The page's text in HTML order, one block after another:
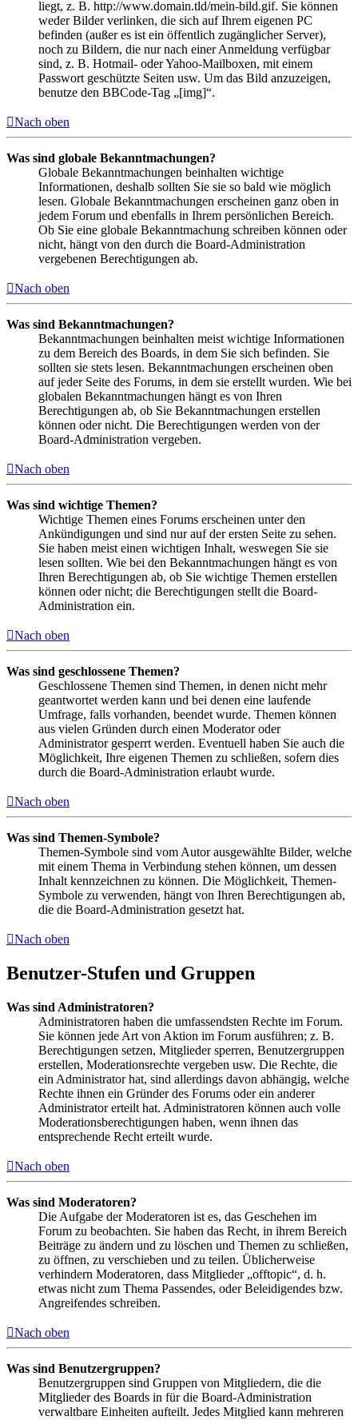
liegt, z. B. http://www.domain.tld/mein-bild.gif. Sie können
weder Bilder verlinken, die sich auf Ihrem eigenen PC
befinden (außer es ist ein öffentlich zugänglicher Server),
noch zu Bildern, die nur nach einer Anmeldung verfügbar
sind, z. B. Hotmail- oder Yahoo-Mailboxen, mit einem
Passwort geschützte Seiten usw. Um das Bild anzuzeigen,
benutze den BBCode-Tag „[img]“.
Nach oben
Was sind globale Bekanntmachungen?
Globale Bekanntmachungen beinhalten wichtige
Informationen, deshalb sollten Sie sie so bald wie möglich
lesen. Globale Bekanntmachungen erscheinen ganz oben in
jedem Forum und ebenfalls in Ihrem persönlichen Bereich.
Ob Sie eine globale Bekanntmachung schreiben können oder
nicht, hängt von den durch die Board-Administration
vergebenen Berechtigungen ab.
Nach oben
Was sind Bekanntmachungen?
Bekanntmachungen beinhalten meist wichtige Informationen
zu dem Bereich des Boards, in dem Sie sich befinden. Sie
sollten sie stets lesen. Bekanntmachungen erscheinen oben
auf jeder Seite des Forums, in dem sie erstellt wurden. Wie bei
globalen Bekanntmachungen hängt es von Ihren
Berechtigungen ab, ob Sie Bekanntmachungen erstellen
können oder nicht. Die Berechtigungen werden von der
Board-Administration vergeben.
Nach oben
Was sind wichtige Themen?
Wichtige Themen eines Forums erscheinen unter den
Ankündigungen und sind nur auf der ersten Seite zu sehen.
Sie haben meist einen wichtigen Inhalt, weswegen Sie sie
lesen sollten. Wie bei den Bekanntmachungen hängt es von
Ihren Berechtigungen ab, ob Sie wichtige Themen erstellen
können oder nicht; die Berechtigungen stellt die Board-
Administration ein.
Nach oben
Was sind geschlossene Themen?
Geschlossene Themen sind Themen, in denen nicht mehr
geantwortet werden kann und bei denen eine laufende
Umfrage, falls vorhanden, beendet wurde. Themen können
aus vielen Gründen durch einen Moderator oder
Administrator gesperrt werden. Eventuell haben Sie auch die
Möglichkeit, Ihre eigenen Themen zu schließen, sofern dies
durch die Board-Administration erlaubt wurde.
Nach oben
Was sind Themen-Symbole?
Themen-Symbole sind vom Autor ausgewählte Bilder, welche
mit einem Thema in Verbindung stehen können, um dessen
Inhalt kennzeichnen zu können. Die Möglichkeit, Themen-
Symbole zu verwenden, hängt von Ihren Berechtigungen ab,
die die Board-Administration gesetzt hat.
Nach oben
Benutzer-Stufen und Gruppen
Was sind Administratoren?
Administratoren haben die umfassendsten Rechte im Forum.
Sie können jede Art von Aktion im Forum ausführen; z. B.
Berechtigungen setzen, Mitglieder sperren, Benutzergruppen
erstellen, Moderationsrechte vergeben usw. Die Rechte, die
ein Administrator hat, sind allerdings davon abhängig, welche
Rechte ihnen ein Gründer des Forums oder ein anderer
Administrator erteilt hat. Administratoren können auch volle
Moderationsberechtigungen haben, wenn ihnen das
entsprechende Recht erteilt wurde.
Nach oben
Was sind Moderatoren?
Die Aufgabe der Moderatoren ist es, das Geschehen im
Forum zu beobachten. Sie haben das Recht, in ihrem Bereich
Beiträge zu ändern und zu löschen und Themen zu schließen,
zu öffnen, zu verschieben und zu teilen. Üblicherweise
verhindern Moderatoren, dass Mitglieder „offtopic“, d. h.
etwas nicht zum Thema Passendes, oder Beleidigendes bzw.
Angreifendes schreiben.
Nach oben
Was sind Benutzergruppen?
Benutzergruppen sind Gruppen von Mitgliedern, die die
Mitglieder des Boards in für die Board-Administration
verwaltbare Einheiten aufteilt. Jedes Mitglied kann mehreren